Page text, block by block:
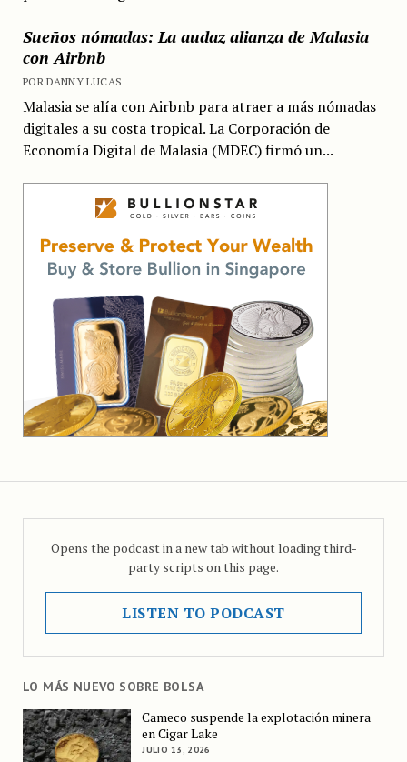
Sueños nómadas: La audaz alianza de Malasia
con Airbnb
POR DANNY LUCAS
Malasia se alía con Airbnb para atraer a más nómadas
digitales a su costa tropical. La Corporación de
Economía Digital de Malasia (MDEC) firmó un...
Opens the podcast in a new tab without loading third-
party scripts on this page.
LISTEN TO PODCAST
LO MÁS NUEVO SOBRE BOLSA
Cameco suspende la explotación minera
en Cigar Lake
JULIO 13, 2026